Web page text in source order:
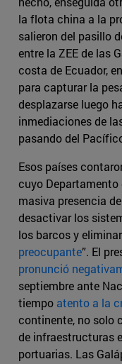
la flota china a la
salieron del pasillo
entre la ZEE de las
costa de Ecuador,
para capturar la
desplazarse luego
inmediaciones de
pasando del
Esos países
cuyo Departamento
masiva presencia
desactivar los
los barcos y
preocupante”. El
pronunció
septiembre ante
tiempo atento a la
continente, no solo
de infraestructuras
portuarias. Las